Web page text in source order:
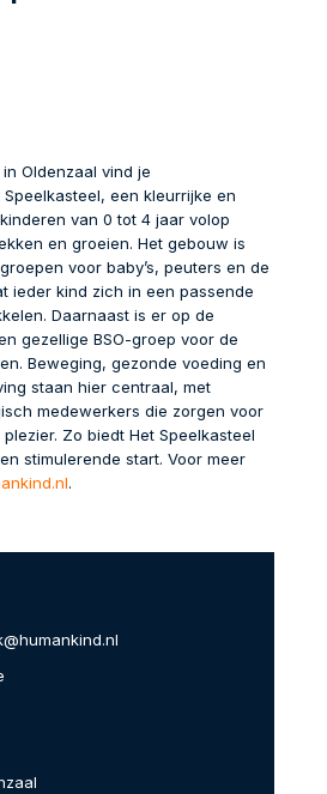
Oldenzaal vind je
een kleurrijke en
van 0 tot 4 jaar volop
en groeien. Het gebouw is
voor baby’s, peuters en de
ieder kind zich in een passende
Daarnaast is er op de
gezellige BSO-groep voor de
Beweging, gezonde voeding en
staan hier centraal, met
medewerkers die zorgen voor
Zo biedt Het Speelkasteel
stimulerende start. Voor meer
.